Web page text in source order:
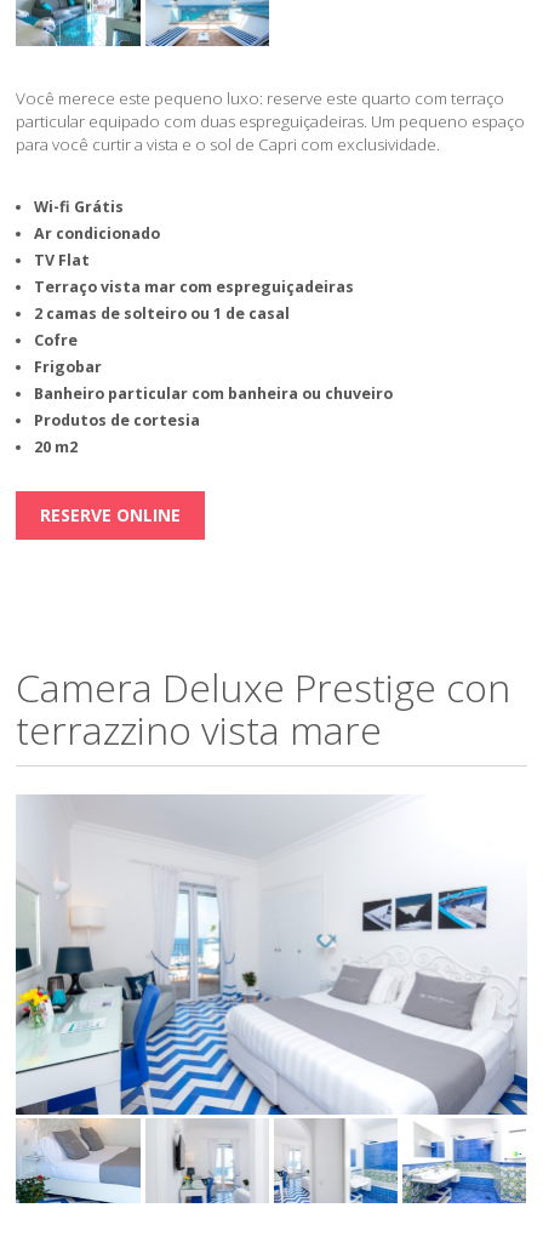
Você merece este pequeno luxo: reserve este quarto com terraço
particular equipado com duas espreguiçadeiras. Um pequeno espaço
para você curtir a vista e o sol de Capri com exclusividade.
Wi-fi Grátis
Ar condicionado
TV Flat
Terraço vista mar com espreguiçadeiras
2 camas de solteiro ou 1 de casal
Cofre
Frigobar
Banheiro particular com banheira ou chuveiro
Produtos de cortesia
20 m2
RESERVE ONLINE
Camera Deluxe Prestige con
terrazzino vista mare